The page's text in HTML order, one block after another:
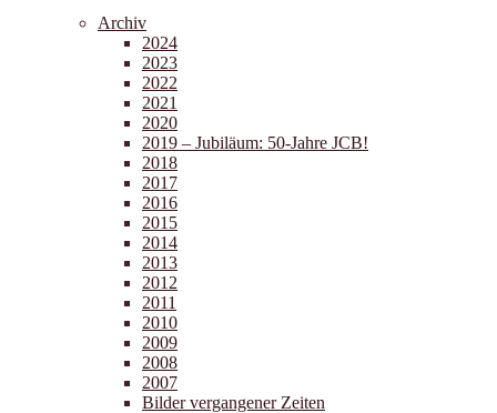
Archiv
2024
2023
2022
2021
2020
2019 – Jubiläum: 50-Jahre JCB!
2018
2017
2016
2015
2014
2013
2012
2011
2010
2009
2008
2007
Bilder vergangener Zeiten